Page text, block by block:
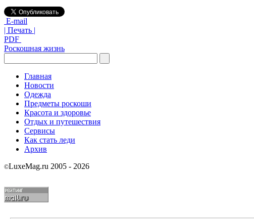
E-mail
| Печать |
PDF
Роскошная жизнь
Главная
Новости
Одежда
Предметы роскоши
Красота и здоровье
Отдых и путешествия
Сервисы
Как стать леди
Архив
©LuxeMag.ru 2005 - 2026